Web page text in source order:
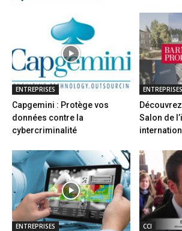
ENTREPRISES
Capgemini : Protège vos
données contre la
cybercriminalité
ENTREPRISES
Salon de
ENTREPRISES CCI